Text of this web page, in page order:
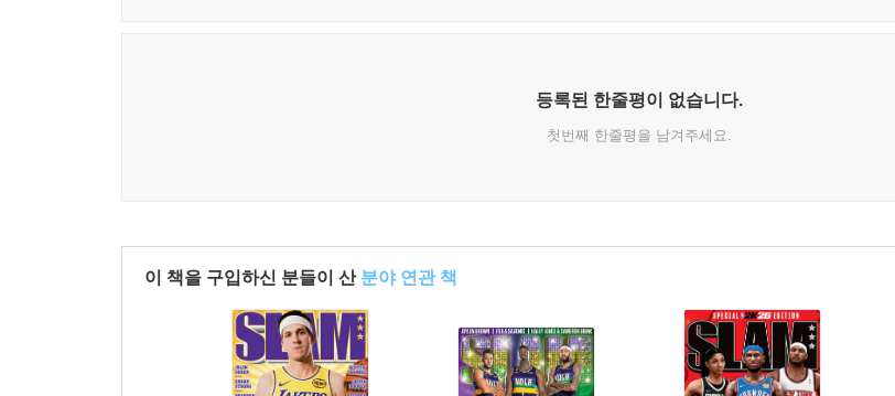
등록된 한줄평이 없습니다.
첫번째 한줄평을 남겨주세요.
이 책을 구입하신 분들이 산 분야 연관 책